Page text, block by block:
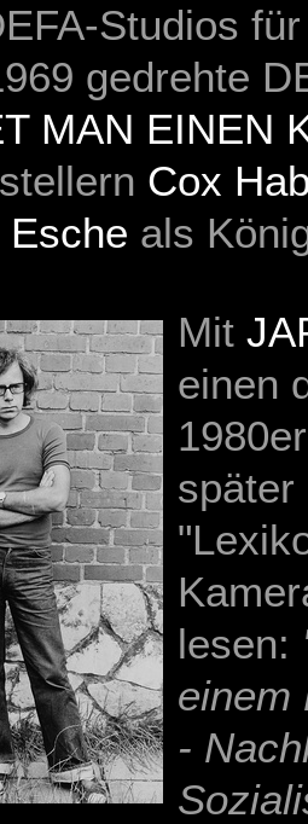
Studios
gedrehte
MAN EINEN
Cox
Esche als
Mit
einen
später
lesen:
einem
-